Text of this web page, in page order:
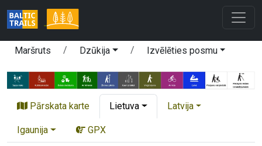
Maršruts Dzūkija Izvēlēties posmu
Pārskata karte Lietuva Latvija
Igaunija GPX